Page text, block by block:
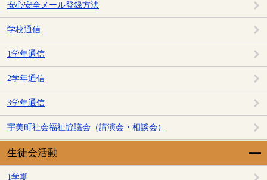
安心安全メール登録方法
学校通信
1学年通信
2学年通信
3学年通信
宇美町社会福祉協議会（講演会・相談会）
生徒会活動
1学期